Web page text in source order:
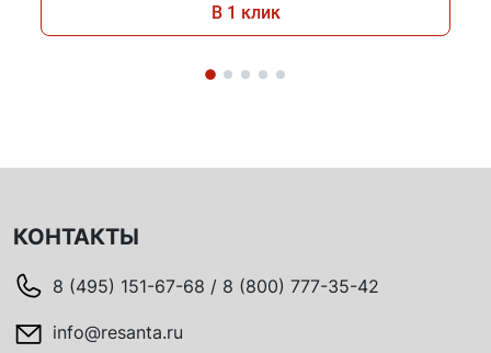
В 1 клик
КОНТАКТЫ
8 (495) 151-67-68 / 8 (800) 777-35-42
info@resanta.ru